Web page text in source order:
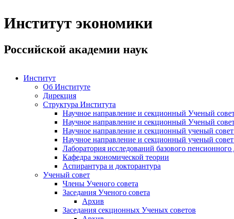
Институт экономики
Российской академии наук
Институт
Об Институте
Дирекция
Структура Института
Научное направление и секционный Ученый
Научное направление и секционный Ученый
Научное направление и секционный ученый
Научное направление и секционный ученый
Лаборатория исследований базового пенсионного
Кафедра экономической теории
Аспирантура и докторантура
Ученый совет
Члены Ученого совета
Заседания Ученого совета
Архив
Заседания секционных Ученых советов